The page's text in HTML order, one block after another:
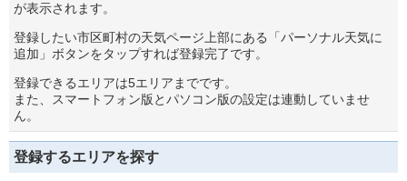
が表示されます。
登録したい市区町村の天気ページ上部にある「パーソナル天気に
追加」ボタンをタップすれば登録完了です。
登録できるエリアは5エリアまでです。
また、スマートフォン版とパソコン版の設定は連動していませ
ん。
登録するエリアを探す